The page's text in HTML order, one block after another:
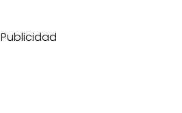
Publicidad